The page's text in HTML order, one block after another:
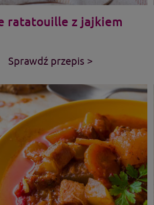
ratatouille z jajkiem
Sprawdź przepis >